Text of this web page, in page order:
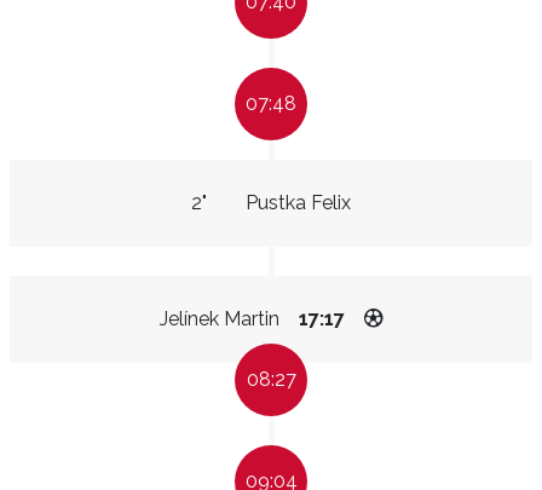
07:48
Pustka Felix
2"
Jelínek Martin 17:17
08:27
09:04